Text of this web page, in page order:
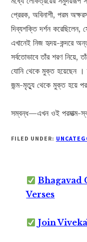
প্রেরক, অবিনাশী, পরম
দিব্যশক্তি দর্শন করেছিলেন,
এখানেই নিজ হৃদয়-কন্দরে
সর্বতোভাবে তাঁর শরণ নিয়ে,
যোনি থেকে মুক্ত হয়েছেন ।
জন্ম-মৃত্যু থেকে মুক্ত হয়ে
সম্বন্ধ—এখন ওই পরমাত্ম-
FILED UNDER:
Bhagavad
Verses
Join